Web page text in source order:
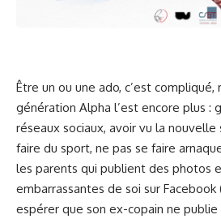
Être un ou une ado, c’est compliqué,
génération Alpha l’est encore plus :
réseaux sociaux, avoir vu la
faire du sport, ne pas se faire
les parents qui publient des photos
embarrassantes de soi sur Facebook
espérer que son ex-copain ne publie